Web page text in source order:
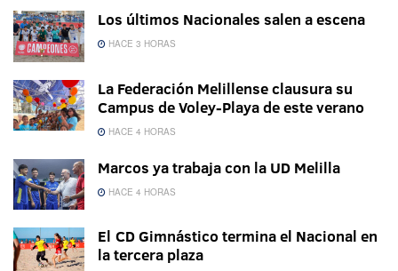
Los últimos Nacionales salen a escena
HACE 3 HORAS
La Federación Melillense clausura su
Campus de Voley-Playa de este verano
HACE 4 HORAS
Marcos ya trabaja con la UD Melilla
HACE 4 HORAS
El CD Gimnástico termina el Nacional en
la tercera plaza